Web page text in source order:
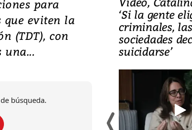
para
eviten la
(TDT), con
una...
búsqueda.
y graves
Kumamoto
‘Si la gente
criminales, las
sociedades
suicidarse’